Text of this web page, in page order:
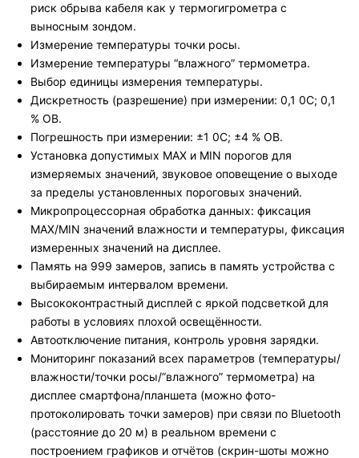
риск обрыва кабеля как у термогигрометра с
выносным зондом.
Измерение температуры точки росы.
Измерение температуры “влажного” термометра.
Выбор единицы измерения температуры.
Дискретность (разрешение) при измерении: 0,1 0С; 0,1
% ОВ.
Погрешность при измерении: ±1 0С; ±4 % ОВ.
Установка допустимых MAX и MIN порогов для
измеряемых значений, звуковое оповещение о выходе
за пределы установленных пороговых значений.
Микропроцессорная обработка данных: фиксация
MAX/MIN значений влажности и температуры, фиксация
измеренных значений на дисплее.
Память на 999 замеров, запись в память устройства с
выбираемым интервалом времени.
Высококонтрастный дисплей с яркой подсветкой для
работы в условиях плохой освещённости.
Автоотключение питания, контроль уровня зарядки.
Мониторинг показаний всех параметров (температуры/
влажности/точки росы/”влажного” термометра) на
дисплее смартфона/планшета (можно фото-
протоколировать точки замеров) при связи по Bluetooth
(расстояние до 20 м) в реальном времени с
построением графиков и отчётов (скрин-шоты можно